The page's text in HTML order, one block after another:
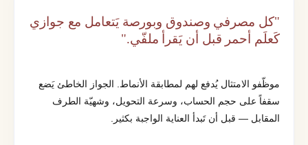
"كل مصرفي وصندوق وبورصة يَتعامل مع جوازي
كَعلَم أحمر قبل أن يَقرأ ملفّي."
موظّفو الامتثال يُدفع لهم لمطابقة الأنماط. الجواز الخاطئ يَضع
سقفاً على حجم الحساب، وسرعة التحويل، وشهيّة الطرف
المقابل — قبل أن تَبدأ العناية الواجبة بكثير.